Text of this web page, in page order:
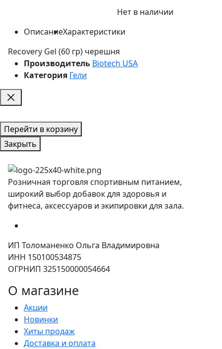
Нет в наличии
ОписаниеХарактеристики
Recovery Gel (60 гр) черешня
Производитель Biotech USA
Категория Гели
Перейти в корзину
Закрыть
Розничная торговля спортивным питанием,
широкий выбор добавок для здоровья и
фитнеса, аксессуаров и экипировки для зала.
ИП Толоманенко Ольга Владимировна
ИНН 150100534875
ОГРНИП 325150000054664
О магазине
Акции
Новинки
Хиты продаж
Доставка и оплата